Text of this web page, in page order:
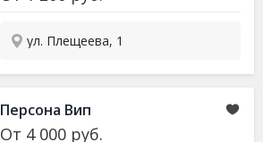
ул. Плещеева, 1
Персона Вип
От 4 000 руб.